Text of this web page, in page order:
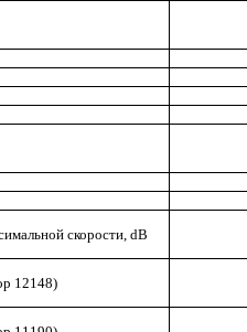
скорости, dB
12148)